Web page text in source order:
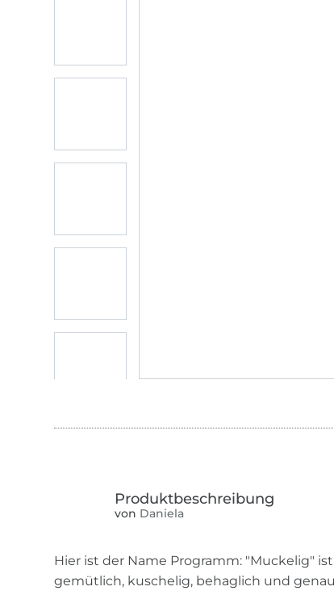
von Daniela
Hier ist der Name Programm: "Muckelig"
gemütlich, kuschelig, behaglich und